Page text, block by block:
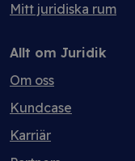
Mitt juridiska rum
Allt om Juridik
Om oss
Kundcase
Karriär